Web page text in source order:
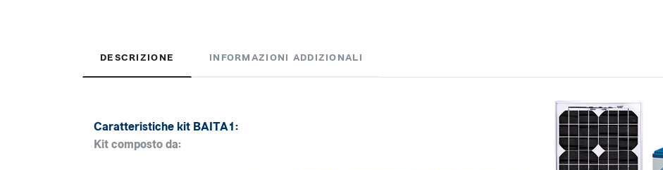
DESCRIZIONE INFORMAZIONI ADDIZIONALI
Caratteristiche kit BAITA1:
Kit composto da: